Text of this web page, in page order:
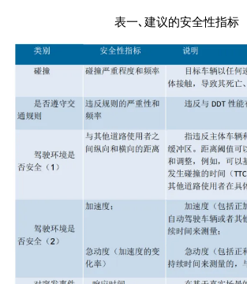
表一､建议的安全性指标